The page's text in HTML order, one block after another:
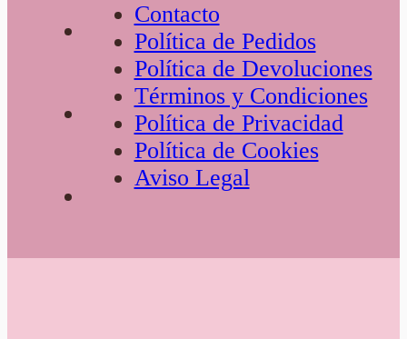
Contacto
Política de Pedidos
Política de Devoluciones
Términos y Condiciones
Política de Privacidad
Política de Cookies
Aviso Legal